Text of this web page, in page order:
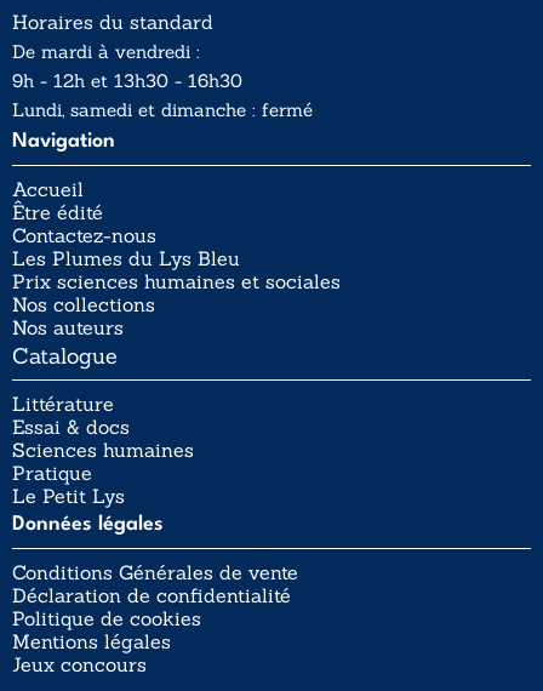
Horaires du standard
De mardi à vendredi :
9h - 12h et 13h30 - 16h30
Lundi, samedi et dimanche : fermé
Navigation
Accueil
Être édité
Contactez-nous
Les Plumes du Lys Bleu
Prix sciences humaines et sociales
Nos collections
Nos auteurs
Catalogue
Littérature
Essai & docs
Sciences humaines
Pratique
Le Petit Lys
Données légales
Conditions Générales de vente
Déclaration de confidentialité
Politique de cookies
Mentions légales
Jeux concours